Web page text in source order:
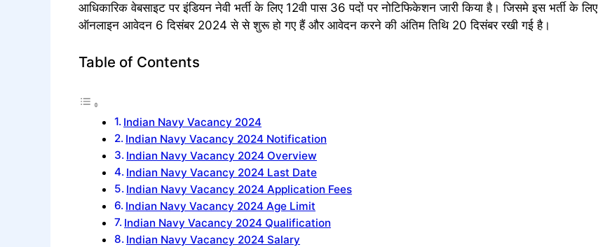
आधिकारिक वेबसाइट पर इंडियन नेवी भर्ती के लिए 12वी पास 36 पदों पर नोटिफिकेशन जारी किया है। जिसमे इस भर्ती के लिए
ऑनलाइन आवेदन 6 दिसंबर 2024 से से शुरू हो गए हैं और आवेदन करने की अंतिम तिथि 20 दिसंबर रखी गई है।
Table of Contents
Indian Navy Vacancy 2024
Indian Navy Vacancy 2024 Notification
Indian Navy Vacancy 2024 Overview
Indian Navy Vacancy 2024 Last Date
Indian Navy Vacancy 2024 Application Fees
Indian Navy Vacancy 2024 Age Limit
Indian Navy Vacancy 2024 Qualification
Indian Navy Vacancy 2024 Salary